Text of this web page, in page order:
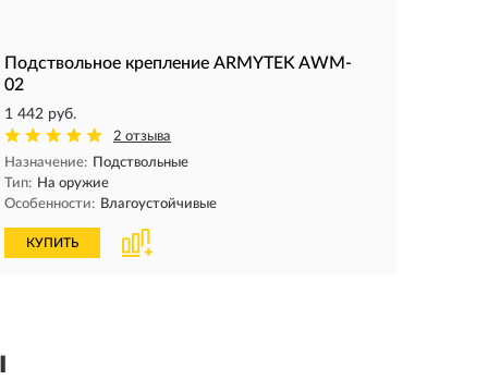
Подствольное крепление ARMYTEK AWM-
02
1 442 руб.
2 отзыва
Назначение: Подствольные
Тип: На оружие
Особенности: Влагоустойчивые
КУПИТЬ